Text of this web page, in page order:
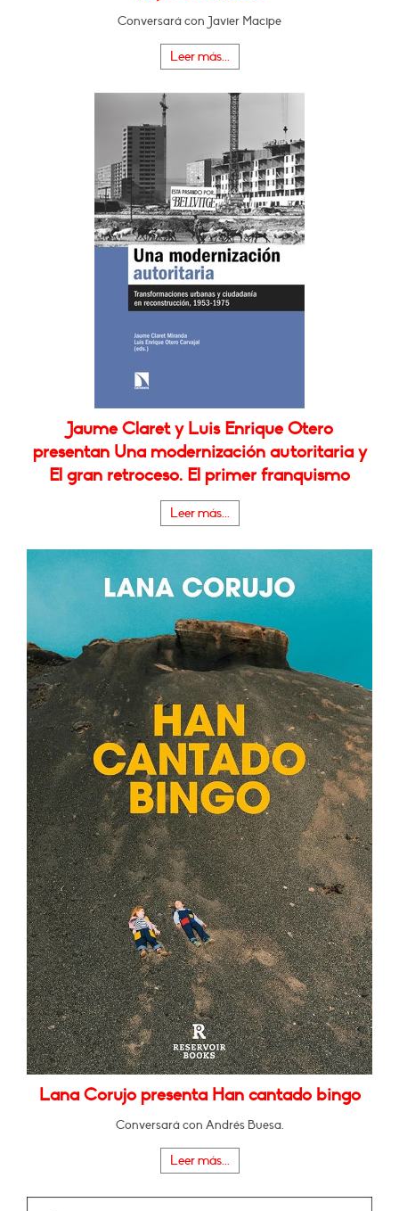
Conversará con Javier Macipe
Leer más...
Jaume Claret y Luis Enrique Otero
presentan Una modernización autoritaria y
El gran retroceso. El primer franquismo
Leer más...
Lana Corujo presenta Han cantado bingo
Conversará con Andrés Buesa.
Leer más...